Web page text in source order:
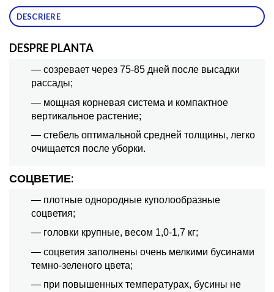
DESCRIERE
DESPRE PLANTA
— созревает через 75-85 дней после высадки
рассады;
— мощная корневая система и компактное
вертикальное растение;
— стебель оптимальной средней толщины, легко
очищается после уборки.
СОЦВЕТИЕ:
— плотные однородные куполообразные
соцветия;
— головки крупные, весом 1,0-1,7 кг;
— соцветия заполнены очень мелкими бусинами
темно-зеленого цвета;
— при повышенных температурах, бусины не